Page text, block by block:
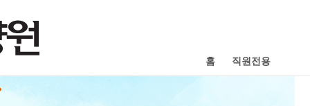
홈 직원전용